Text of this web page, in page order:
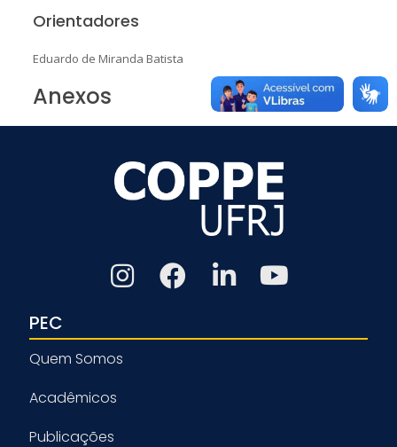
Orientadores
Eduardo de Miranda Batista
Anexos
PEC
Quem Somos
Acadêmicos
Publicações